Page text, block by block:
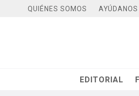
QUIÉNES SOMOS AYÚDANOS
EDITORIAL